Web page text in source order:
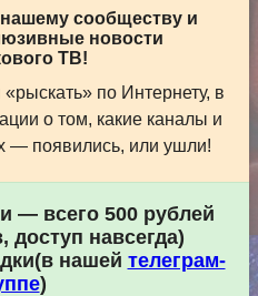
сообществу и
новости
ТВ!
по Интернету, в
о том, какие каналы и
— появились, или ушли!
— всего 500 рублей
доступ навсегда)
нашей телеграм-
)